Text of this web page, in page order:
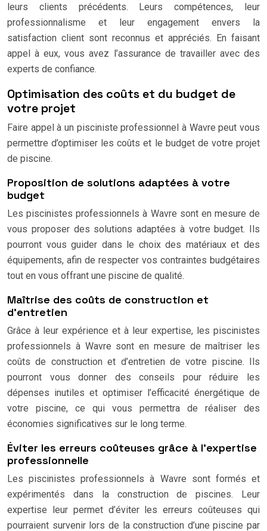
leurs clients précédents. Leurs compétences, leur
professionnalisme et leur engagement envers la
satisfaction client sont reconnus et appréciés. En faisant
appel à eux, vous avez l’assurance de travailler avec des
experts de confiance.
Optimisation des coûts et du budget de
votre projet
Faire appel à un pisciniste professionnel à Wavre peut vous
permettre d’optimiser les coûts et le budget de votre projet
de piscine.
Proposition de solutions adaptées à votre
budget
Les piscinistes professionnels à Wavre sont en mesure de
vous proposer des solutions adaptées à votre budget. Ils
pourront vous guider dans le choix des matériaux et des
équipements, afin de respecter vos contraintes budgétaires
tout en vous offrant une piscine de qualité.
Maîtrise des coûts de construction et
d’entretien
Grâce à leur expérience et à leur expertise, les piscinistes
professionnels à Wavre sont en mesure de maîtriser les
coûts de construction et d’entretien de votre piscine. Ils
pourront vous donner des conseils pour réduire les
dépenses inutiles et optimiser l’efficacité énergétique de
votre piscine, ce qui vous permettra de réaliser des
économies significatives sur le long terme.
Éviter les erreurs coûteuses grâce à l’expertise
professionnelle
Les piscinistes professionnels à Wavre sont formés et
expérimentés dans la construction de piscines. Leur
expertise leur permet d’éviter les erreurs coûteuses qui
pourraient survenir lors de la construction d’une piscine par